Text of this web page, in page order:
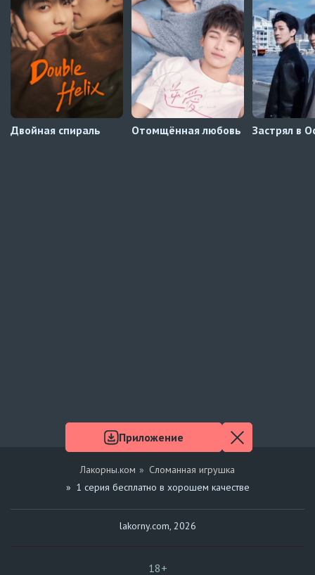
Навечно влюблённые 2 серия
UAFLIX (украинский)
Двойная спираль Отомщённая любовь Застрял в
Лакорны.ком
Сломанная игрушка
1 серия бесплатно в хорошем качестве
lakorny.com, 2026
18+
Приложение